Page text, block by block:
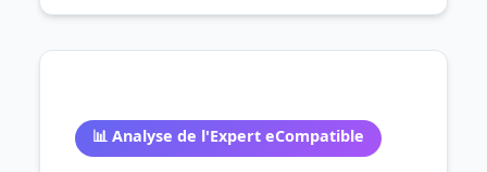
📊 Analyse de l'Expert eCompatible